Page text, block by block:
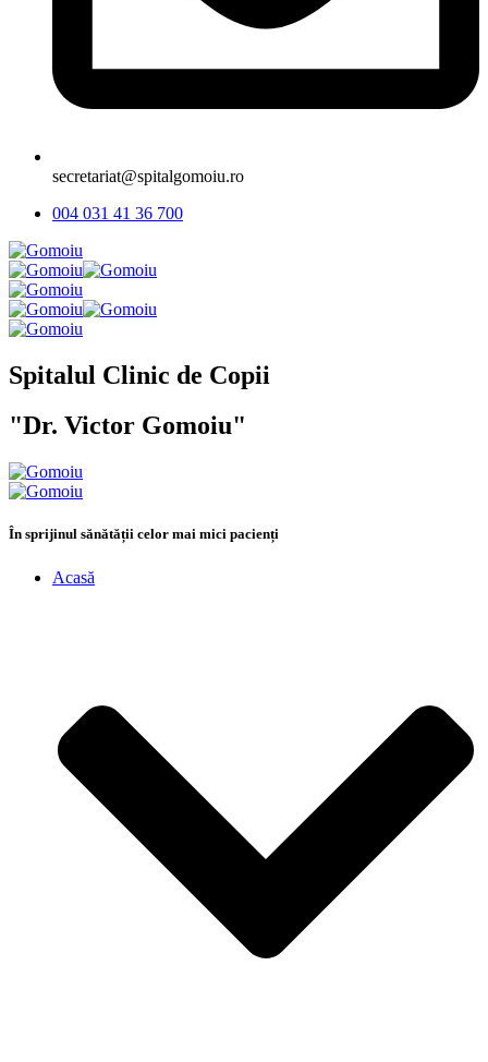
secretariat@spitalgomoiu.ro
004 031 41 36 700
Spitalul Clinic de Copii
"Dr. Victor Gomoiu"
În sprijinul sănătății celor mai mici pacienți
Acasă